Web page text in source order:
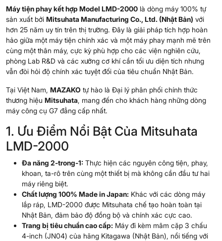
Máy tiện phay kết hợp Model LMD-2000 là dòng máy 100% tự
sản xuất bởi Mitsuhata Manufacturing Co., Ltd. (Nhật Bản) với
hơn 25 năm uy tín trên thị trường. Đây là giải pháp tích hợp hoàn
hảo giữa một máy tiện chính xác và một máy phay mạnh mẽ trên
cùng một thân máy, cực kỳ phù hợp cho các viện nghiên cứu,
phòng Lab R&D và các xưởng cơ khí cần tối ưu diện tích nhưng
vẫn đòi hỏi độ chính xác tuyệt đối của tiêu chuẩn Nhật Bản.
Tại Việt Nam, MAZAKO tự hào là Đại lý phân phối chính thức
thương hiệu Mitsuhata, mang đến cho khách hàng những dòng
máy công cụ G7 đẳng cấp nhất.
1. Ưu Điểm Nổi Bật Của Mitsuhata
LMD-2000
Đa năng 2-trong-1: Thực hiện các nguyên công tiện, phay,
khoan, ta-rô trên cùng một thiết bị mà không cần đầu tư hai
máy riêng biệt.
Chất lượng 100% Made in Japan: Khác với các dòng máy
lắp ráp, LMD-2000 được Mitsuhata chế tạo hoàn toàn tại
Nhật Bản, đảm bảo độ đồng bộ và chính xác cực cao.
Trang bị tiêu chuẩn cao cấp: Máy đi kèm mâm cặp 3 chấu
4-inch (JN04) của hãng Kitagawa (Nhật Bản), nổi tiếng với